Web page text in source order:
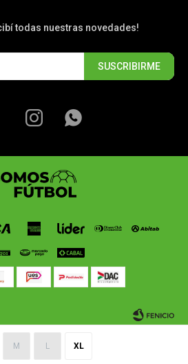
M L XL
todas nuestras novedades!
SUSCRIBIRME
 